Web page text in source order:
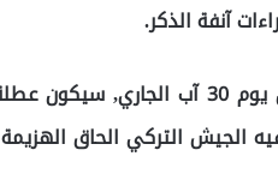
آنفة الذكر.
وفي سياق منفصل, أعلنت السلطان التركية, أن
التركي الحاق الهزيمة